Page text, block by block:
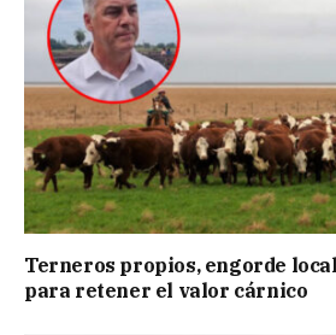
Terneros propios, engorde
para retener el valor cárnico